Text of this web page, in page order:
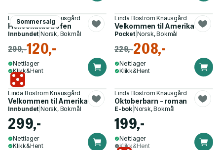
Sommersalg
Linda Boström Knausgård
Helioskatastrofen
Innbundet |Norsk, Bokmål
299,-120,-
Nettlager
Klikk&Hent
Linda Boström Knausgård
Velkommen til Amerika
Pocket| Norsk, Bokmål
229,-208,-
Nettlager
Klikk&Hent
Linda Boström Knausgård
Velkommen til Amerika
Innbundet |Norsk, Bokmål
299,-
Nettlager
Klikk&Hent
Linda Boström Knausgård
Oktoberbarn - roman
E-bok Norsk, Bokmål
199,-
Nettlager
Klikk&Hent